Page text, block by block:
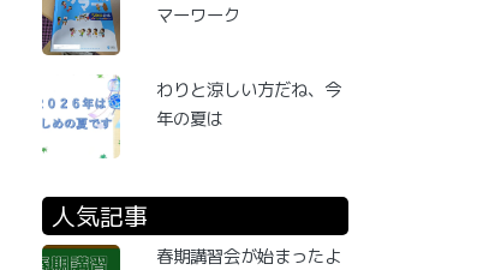
マーワーク
わりと涼しい方だね、今
年の夏は
人気記事
春期講習会が始まったよ